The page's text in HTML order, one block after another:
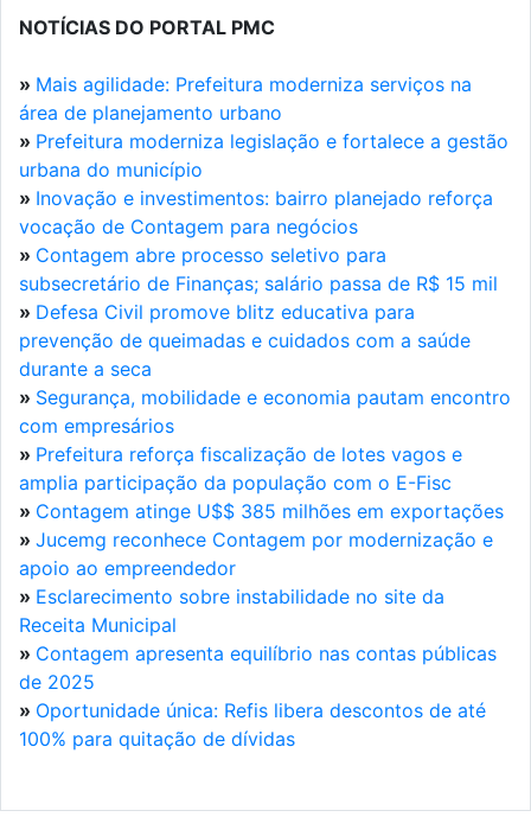
NOTÍCIAS DO PORTAL PMC
» Mais agilidade: Prefeitura moderniza serviços na
área de planejamento urbano
» Prefeitura moderniza legislação e fortalece a gestão
urbana do município
» Inovação e investimentos: bairro planejado reforça
vocação de Contagem para negócios
» Contagem abre processo seletivo para
subsecretário de Finanças; salário passa de R$ 15 mil
» Defesa Civil promove blitz educativa para
prevenção de queimadas e cuidados com a saúde
durante a seca
» Segurança, mobilidade e economia pautam encontro
com empresários
» Prefeitura reforça fiscalização de lotes vagos e
amplia participação da população com o E-Fisc
» Contagem atinge U$$ 385 milhões em exportações
» Jucemg reconhece Contagem por modernização e
apoio ao empreendedor
» Esclarecimento sobre instabilidade no site da
Receita Municipal
» Contagem apresenta equilíbrio nas contas públicas
de 2025
» Oportunidade única: Refis libera descontos de até
100% para quitação de dívidas